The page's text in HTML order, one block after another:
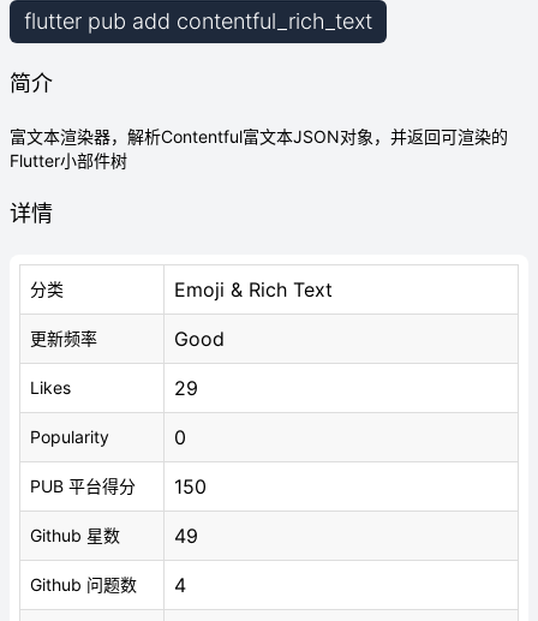
flutter pub add contentful_rich_text
简介
富文本渲染器，解析Contentful富文本JSON对象，并返回可渲染的
Flutter小部件树
详情
分类 Emoji & Rich Text
更新频率 Good
Likes 29
Popularity 0
PUB 平台得分 150
Github 星数 49
Github 问题数 4